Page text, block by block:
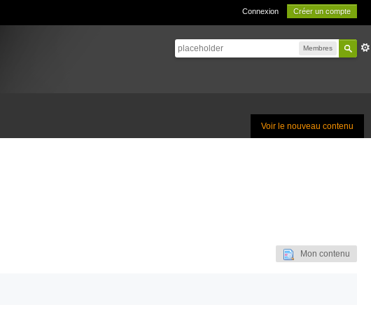
Connexion Créer un compte
Membres
Voir le nouveau contenu
Mon contenu